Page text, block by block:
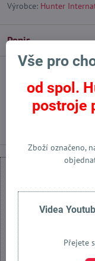
Výrobce: Hunter
Popis
FacebookTwitter
Předchozí produkt
Externí
Vše pro
od spol.
postroje
Zboží označeno,
Videa
Přejete